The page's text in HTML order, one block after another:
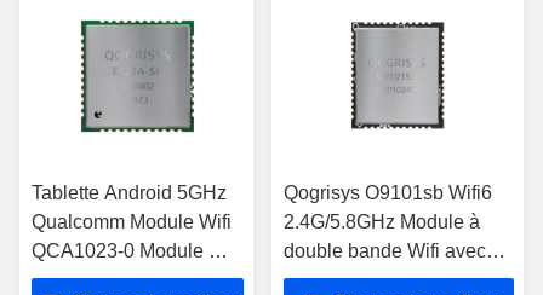
Tablette Android 5GHz
Qualcomm Module Wifi
QCA1023-0 Module Wifi
802.11ac
Qogrisys O9101sb Wifi6
2.4G/5.8GHz Module à
double bande Wifi avec
interface Sdio du module